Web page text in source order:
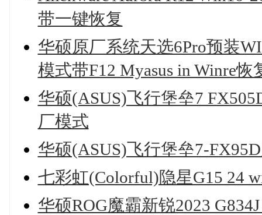
带一键恢复
华硕原厂系统天选6Pro预装
模式带F12 Myasus in Winre恢
华硕(ASUS)飞行堡垒7
厂模式
华硕(ASUS)飞行堡垒7-
七彩虹(Colorful)隐星G15 24
华硕ROG魔霸新锐2023